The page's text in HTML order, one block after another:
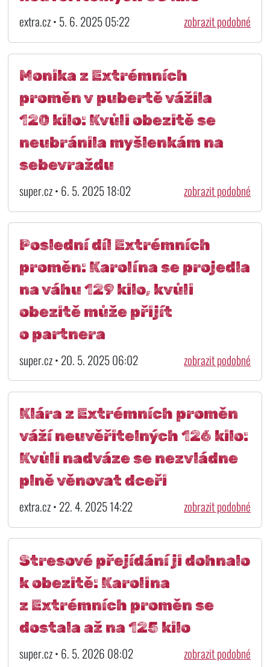
extra.cz • 5. 6. 2025 05:22 zobrazit podobné
Monika z Extrémních
proměn v pubertě vážila
120 kilo: Kvůli obezitě se
neubránila myšlenkám na
sebevraždu
super.cz • 6. 5. 2025 18:02 zobrazit podobné
Poslední díl Extrémních
proměn: Karolína se projedla
na váhu 129 kilo, kvůli
obezitě může přijít
o partnera
super.cz • 20. 5. 2025 06:02 zobrazit podobné
Klára z Extrémních proměn
váží neuvěřitelných 126 kilo:
Kvůli nadváze se nezvládne
plně věnovat dceři
extra.cz • 22. 4. 2025 14:22 zobrazit podobné
Stresové přejídání ji dohnalo
k obezitě: Karolina
z Extrémních proměn se
dostala až na 125 kilo
super.cz • 6. 5. 2026 08:02 zobrazit podobné